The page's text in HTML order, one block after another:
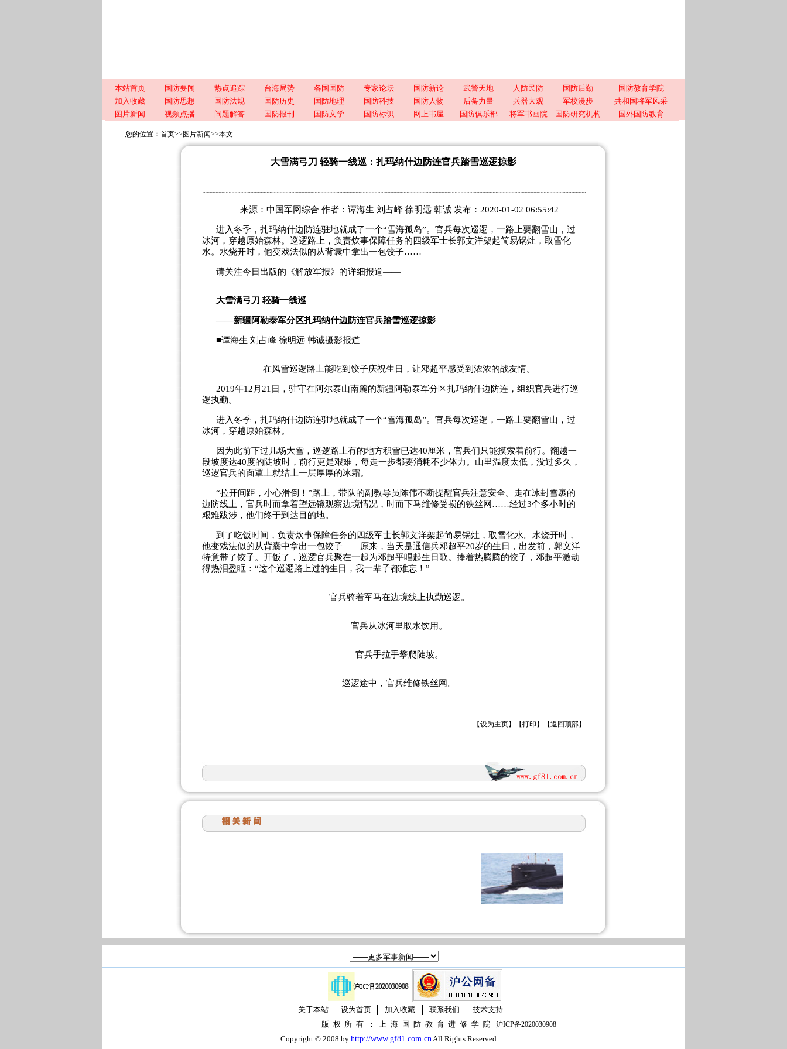
本站首页 国防要闻 热点追踪 台海局势 各国国防 专家论坛 国防新论 武警天地 人防民防 国防后勤
国防教育学院
加入收藏
国防思想 国防法规 国防历史 国防地理 国防科技 国防人物 后备力量 兵器大观 军校漫步
共和国将军风采
图片新闻
视频点播 问题解答 国防报刊 国防文学 国防标识 网上书屋 国防俱乐部 将军书画院 国防研究机构 国外国防教育
您的位置： 首页>> 图片新闻>>本文
大雪满弓刀 轻骑一线巡：扎玛纳什边防连官兵踏雪巡逻掠影
来源：中国军网综合 作者：谭海生 刘占峰 徐明远 韩诚 发布：2020-01-02 06:55:42
进入冬季，扎玛纳什边防连驻地就成了一个“雪海孤岛”。官兵每次巡逻，一路上要翻雪山，过
冰河，穿越原始森林。巡逻路上，负责炊事保障任务的四级军士长郭文洋架起简易锅灶，取雪化
水。水烧开时，他变戏法似的从背囊中拿出一包饺子……
请关注今日出版的《解放军报》的详细报道——
大雪满弓刀 轻骑一线巡
——新疆阿勒泰军分区扎玛纳什边防连官兵踏雪巡逻掠影
■谭海生 刘占峰 徐明远 韩诚摄影报道
在风雪巡逻路上能吃到饺子庆祝生日，让邓超平感受到浓浓的战友情。
2019年12月21日，驻守在阿尔泰山南麓的新疆阿勒泰军分区扎玛纳什边防连，组织官兵进行巡
逻执勤。
进入冬季，扎玛纳什边防连驻地就成了一个“雪海孤岛”。官兵每次巡逻，一路上要翻雪山，过
冰河，穿越原始森林。
因为此前下过几场大雪，巡逻路上有的地方积雪已达40厘米，官兵们只能摸索着前行。翻越一
段坡度达40度的陡坡时，前行更是艰难，每走一步都要消耗不少体力。山里温度太低，没过多久，
巡逻官兵的面罩上就结上一层厚厚的冰霜。
“拉开间距，小心滑倒！”路上，带队的副教导员陈伟不断提醒官兵注意安全。走在冰封雪裹的
边防线上，官兵时而拿着望远镜观察边境情况，时而下马维修受损的铁丝网……经过3个多小时的
艰难跋涉，他们终于到达目的地。
到了吃饭时间，负责炊事保障任务的四级军士长郭文洋架起简易锅灶，取雪化水。水烧开时，
他变戏法似的从背囊中拿出一包饺子——原来，当天是通信兵邓超平20岁的生日，出发前，郭文洋
特意带了饺子。开饭了，巡逻官兵聚在一起为邓超平唱起生日歌。捧着热腾腾的饺子，邓超平激动
得热泪盈眶：“这个巡逻路上过的生日，我一辈子都难忘！”
官兵骑着军马在边境线上执勤巡逻。
官兵从冰河里取水饮用。
官兵手拉手攀爬陡坡。
巡逻途中，官兵维修铁丝网。
【设为主页】【打印 】【返回顶部】